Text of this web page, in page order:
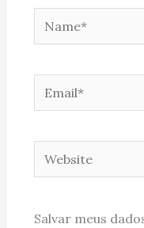
Name*
Email*
Website
Salvar meus